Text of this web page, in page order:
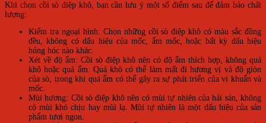
Khi chọn cồi sò điệp khô, bạn cần lưu ý một số điểm sau để đảm bảo chất
lượng:
Kiểm tra ngoại hình: Chọn những cồi sò điệp khô có màu sắc đồng
đều, không có dấu hiệu của mốc, ẩm mốc, hoặc bất kỳ dấu hiệu
hỏng hóc nào khác.
Xét về độ ẩm: Cồi sò điệp khô nên có độ ẩm thích hợp, không quá
khô hoặc quá ẩm. Quá khô có thể làm mất đi hương vị và độ giòn
của sò, trong khi quá ẩm có thể gây ra sự phát triển của vi khuẩn và
mốc.
Mùi hương: Cồi sò điệp khô nên có mùi tự nhiên của hải sản, không
có mùi khó chịu hay mùi lạ. Mùi tự nhiên là một dấu hiệu của sản
phẩm tươi ngon.